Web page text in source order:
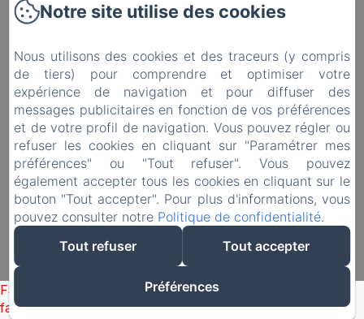
Préparez Votre Séjour
Politique de confidentialité
Informations légales
Informations sur les cookies
EN FR NL
Créé par Amenitiz
Failed to load BookingEngine/index: Loading chunk 1322
failed. (missing:
Notre site utilise des cookies
Nous utilisons des cookies et des traceurs (y compris
de tiers) pour comprendre et optimiser votre
expérience de navigation et pour diffuser des
messages publicitaires en fonction de vos préférences
et de votre profil de navigation. Vous pouvez régler ou
refuser les cookies en cliquant sur "Paramétrer mes
préférences" ou "Tout refuser". Vous pouvez
également accepter tous les cookies en cliquant sur le
bouton "Tout accepter". Pour plus d'informations, vous
pouvez consulter notre Politique de confidentialité.
Tout refuser
Tout accepter
Préférences